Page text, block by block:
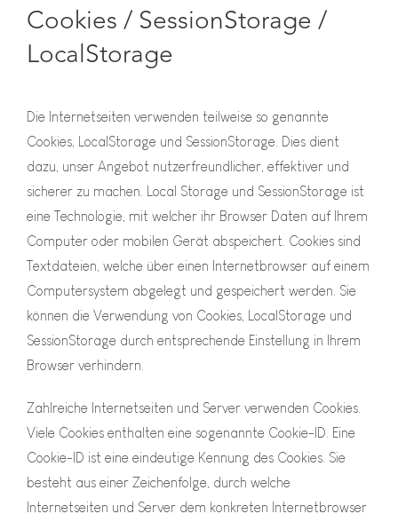
Cookies / SessionStorage /
LocalStorage
Die Internetseiten verwenden teilweise so genannte
Cookies, LocalStorage und SessionStorage. Dies dient
dazu, unser Angebot nutzerfreundlicher, effektiver und
sicherer zu machen. Local Storage und SessionStorage ist
eine Technologie, mit welcher ihr Browser Daten auf Ihrem
Computer oder mobilen Gerät abspeichert. Cookies sind
Textdateien, welche über einen Internetbrowser auf einem
Computersystem abgelegt und gespeichert werden. Sie
können die Verwendung von Cookies, LocalStorage und
SessionStorage durch entsprechende Einstellung in Ihrem
Browser verhindern.
Zahlreiche Internetseiten und Server verwenden Cookies.
Viele Cookies enthalten eine sogenannte Cookie-ID. Eine
Cookie-ID ist eine eindeutige Kennung des Cookies. Sie
besteht aus einer Zeichenfolge, durch welche
Internetseiten und Server dem konkreten Internetbrowser